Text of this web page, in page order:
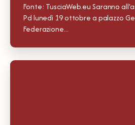
Fonte: TusciaWeb.eu Saranno
Pd lunedì 19 ottobre a palazzo
Federazione...